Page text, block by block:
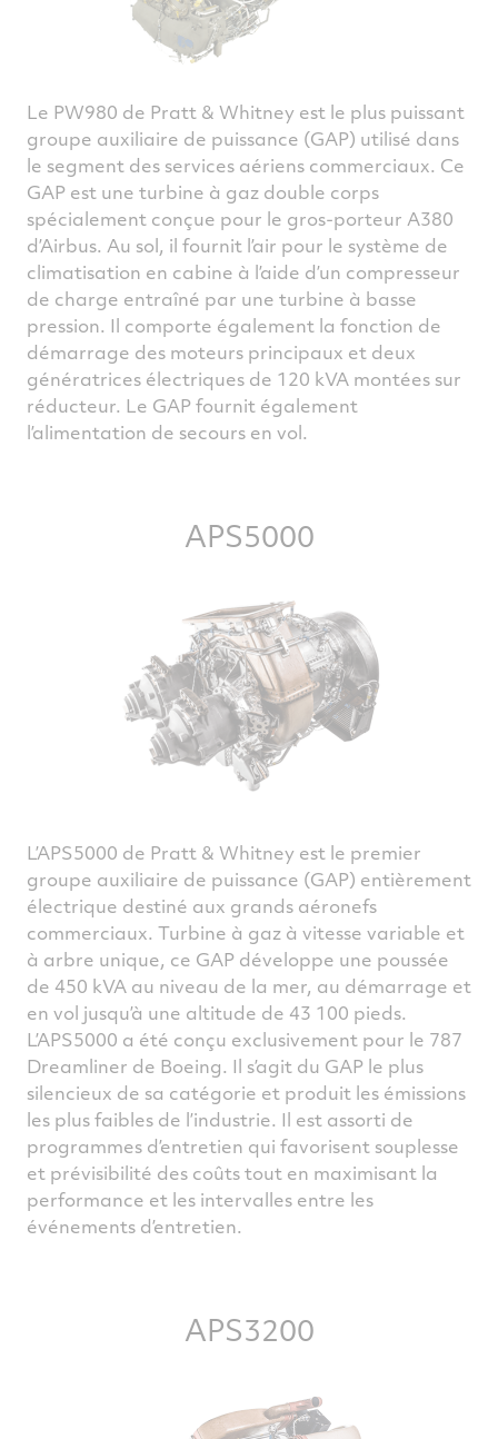
Le PW980 de Pratt & Whitney est le plus puissant
groupe auxiliaire de puissance (GAP) utilisé dans
le segment des services aériens commerciaux. Ce
GAP est une turbine à gaz double corps
spécialement conçue pour le gros-porteur A380
d’Airbus. Au sol, il fournit l’air pour le système de
climatisation en cabine à l’aide d’un compresseur
de charge entraîné par une turbine à basse
pression. Il comporte également la fonction de
démarrage des moteurs principaux et deux
génératrices électriques de 120 kVA montées sur
réducteur. Le GAP fournit également
l’alimentation de secours en vol.
APS5000
L’APS5000 de Pratt & Whitney est le premier
groupe auxiliaire de puissance (GAP) entièrement
électrique destiné aux grands aéronefs
commerciaux. Turbine à gaz à vitesse variable et
à arbre unique, ce GAP développe une poussée
de 450 kVA au niveau de la mer, au démarrage et
en vol jusqu’à une altitude de 43 100 pieds.
L’APS5000 a été conçu exclusivement pour le 787
Dreamliner de Boeing. Il s’agit du GAP le plus
silencieux de sa catégorie et produit les émissions
les plus faibles de l’industrie. Il est assorti de
programmes d’entretien qui favorisent souplesse
et prévisibilité des coûts tout en maximisant la
performance et les intervalles entre les
événements d’entretien.
APS3200